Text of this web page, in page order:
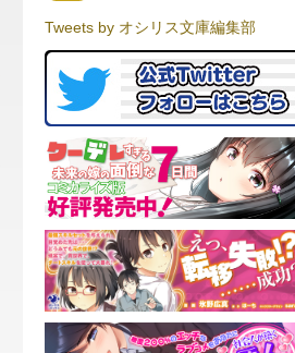
Tweets by オシリス文庫編集部